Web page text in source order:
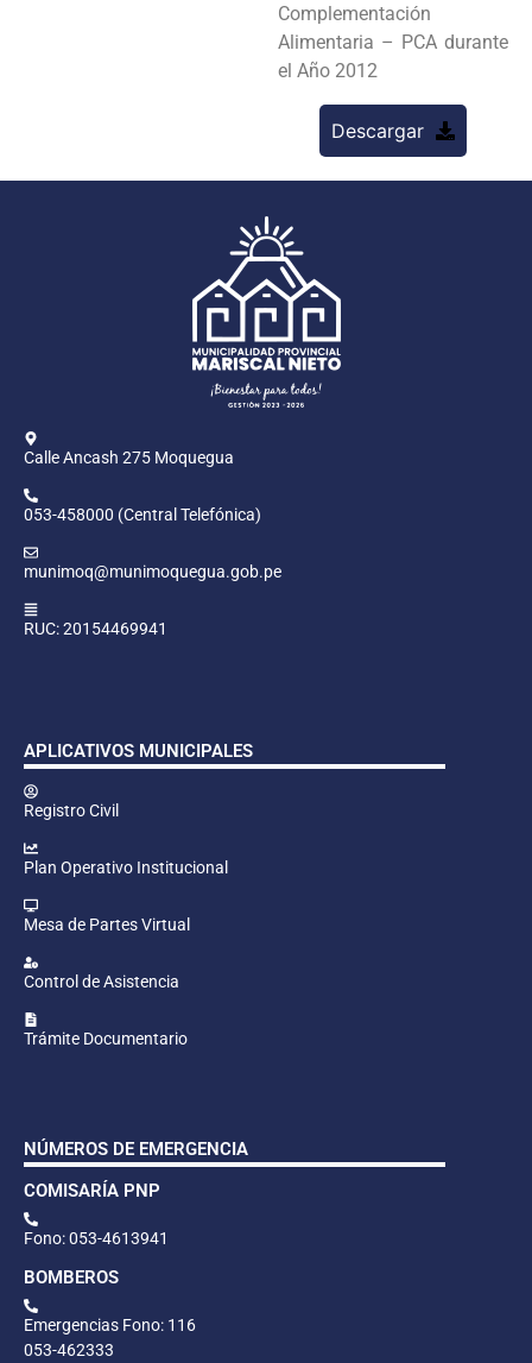
Complementación
Alimentaria – PCA durante
el Año 2012
Descargar
Calle Ancash 275 Moquegua
053-458000 (Central Telefónica)
munimoq@munimoquegua.gob.pe
RUC: 20154469941
APLICATIVOS MUNICIPALES
Registro Civil
Plan Operativo Institucional
Mesa de Partes Virtual
Control de Asistencia
Trámite Documentario
NÚMEROS DE EMERGENCIA
COMISARÍA PNP
Fono: 053-4613941
BOMBEROS
Emergencias Fono: 116
053-462333